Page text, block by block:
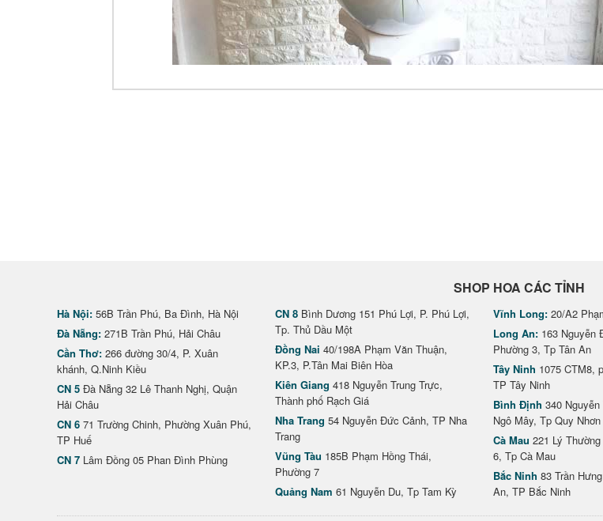
SHOP HOA CÁC TỈNH
Hà Nội: 56B Trần Phú, Ba Đình, Hà Nội
Đà Nẵng: 271B Trần Phú, Hải Châu
Cần Thơ: 266 đường 30/4, P. Xuân
khánh, Q.Ninh Kiều
CN 5 Đà Nẵng 32 Lê Thanh Nghị, Quận
Hải Châu
CN 6 71 Trường Chinh, Phường Xuân Phú,
TP Huế
CN 7 Lâm Đồng 05 Phan Đình Phùng
CN 8 Bình Dương 151 Phú Lợi, P. Phú Lợi,
Tp. Thủ Dầu Một
Đồng Nai 40/198A Phạm Văn Thuận,
KP.3, P.Tân Mai Biên Hòa
Kiên Giang 418 Nguyễn Trung Trực,
Thành phố Rạch Giá
Nha Trang 54 Nguyễn Đức Cảnh, TP Nha
Trang
Vũng Tàu 185B Phạm Hồng Thái,
Phường 7
Quảng Nam 61 Nguyễn Du, Tp Tam Kỳ
Vĩnh Long: 20/A2
Long An: 163 Nguyễn
Phường 3, Tp Tân An
Tây Ninh 1075 CTM8,
TP Tây Ninh
Bình Định 340
Ngô Mây, Tp Quy Nhơn
Cà Mau 221 Lý
6, Tp Cà Mau
Bắc Ninh 83 Trần
An, TP Bắc Ninh